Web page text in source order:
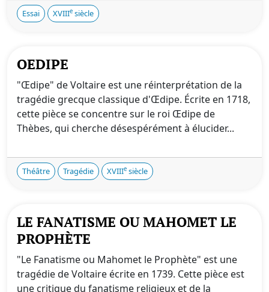
Essai XVIIIe siècle
OEDIPE
"Œdipe" de Voltaire est une réinterprétation de la
tragédie grecque classique d'Œdipe. Écrite en 1718,
cette pièce se concentre sur le roi Œdipe de
Thèbes, qui cherche désespérément à élucider...
Théâtre Tragédie XVIIIe siècle
LE FANATISME OU MAHOMET LE
PROPHÈTE
"Le Fanatisme ou Mahomet le Prophète" est une
tragédie de Voltaire écrite en 1739. Cette pièce est
une critique du fanatisme religieux et de la